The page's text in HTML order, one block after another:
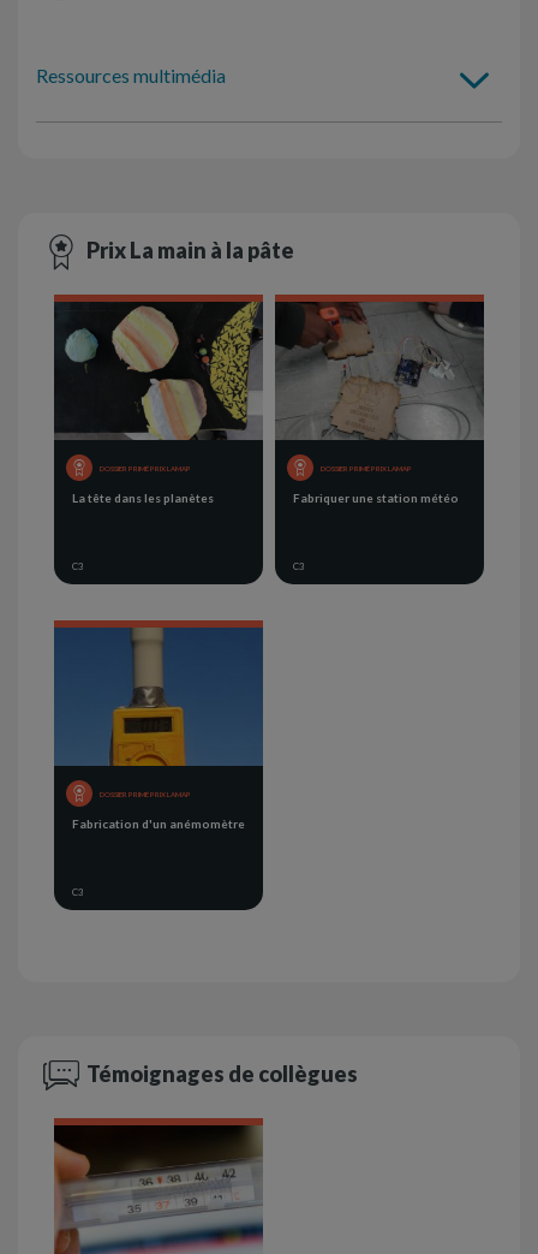
Ressources multimédia
Prix La main à la pâte
DOSSIER PRIMÉ PRIX LAMAP
La tête dans les planètes
C3
DOSSIER PRIMÉ PRIX LAMAP
Fabriquer une station météo
C3
DOSSIER PRIMÉ PRIX LAMAP
Fabrication d'un anémomètre
C3
Témoignages de collègues